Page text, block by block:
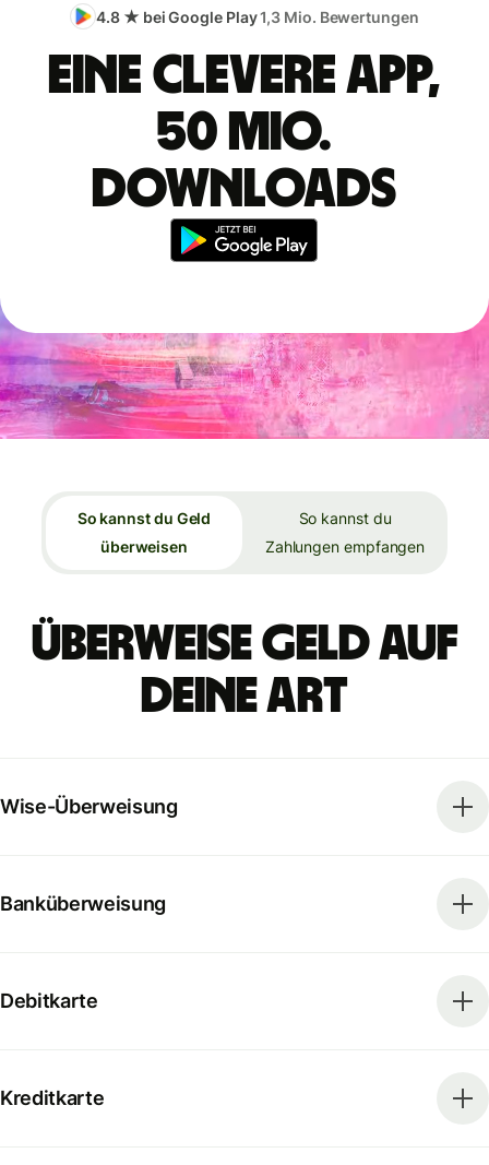
4.8 ★ bei Google Play1,3 Mio. Bewertungen
Eine clevere App,
50 Mio.
Downloads
So kannst du Geld
überweisen
So kannst du
Zahlungen empfangen
Überweise Geld auf
deine Art
Wise-Überweisung
Banküberweisung
Debitkarte
Kreditkarte